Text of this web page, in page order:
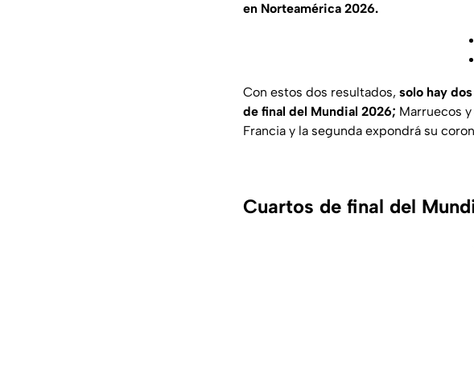
en Norteamérica 2026.
Con estos dos resultados, solo hay
de final del Mundial 2026; Marruecos
Francia y la segunda expondrá su
Cuartos de final del